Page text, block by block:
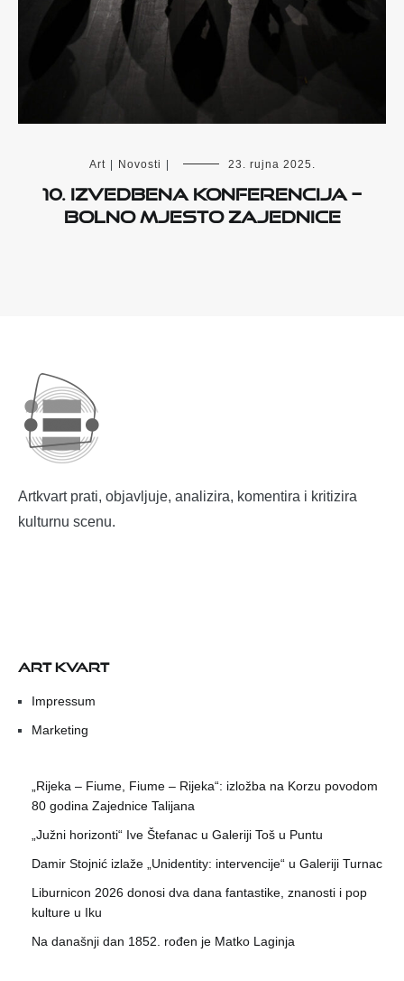
Art Novosti 23. rujna 2025.
10. Izvedbena konferencija –
BOLNO MJESTO ZAJEDNICE
Artkvart prati, objavljuje, analizira, komentira i kritizira
kulturnu scenu.
ART KVART
Impressum
Marketing
„Rijeka – Fiume, Fiume – Rijeka“: izložba na Korzu povodom
80 godina Zajednice Talijana
„Južni horizonti“ Ive Štefanac u Galeriji Toš u Puntu
Damir Stojnić izlaže „Unidentity: intervencije“ u Galeriji Turnac
Liburnicon 2026 donosi dva dana fantastike, znanosti i pop
kulture u Iku
Na današnji dan 1852. rođen je Matko Laginja